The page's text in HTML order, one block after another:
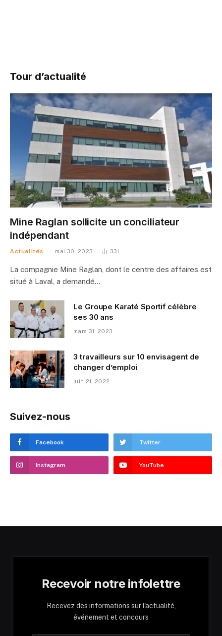
Tour d’actualité
Mine Raglan sollicite un conciliateur
indépendant
Actualités mai 30, 2023 331
La compagnie Mine Raglan, dont le centre des affaires est
situé à Laval, a demandé…
Le Groupe Karaté Sportif célèbre
ses 30 ans
mars 31, 2023
3 travailleurs sur 10 envisagent de
changer d’emploi
juin 21, 2022
Suivez-nous
Facebook Twitter
Instagram YouTube
Recevoir notre infolettre
Recevez des informations sur l'actualité,
événement et concours